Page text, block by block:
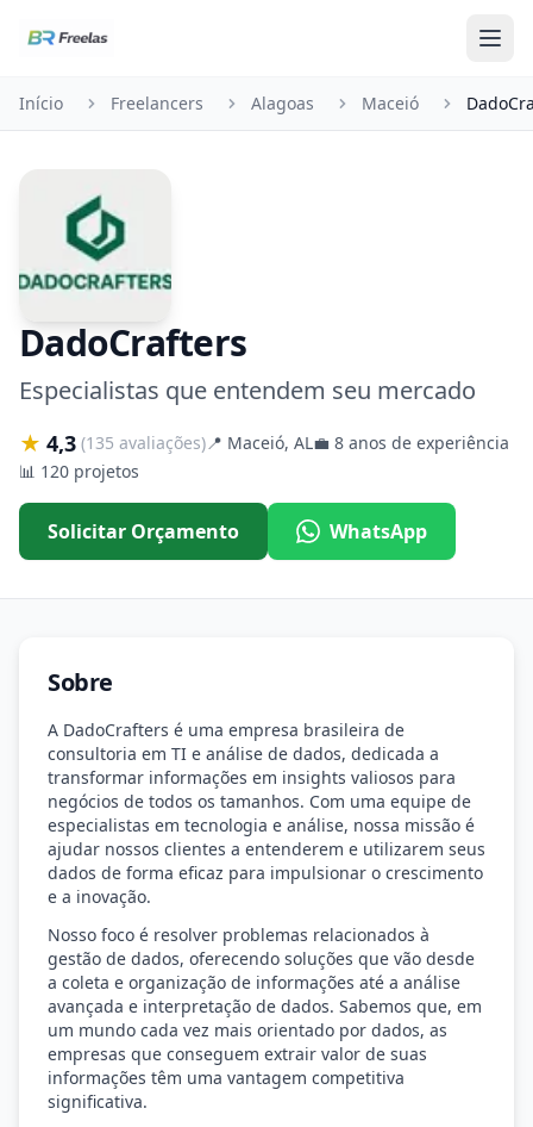
Início Freelancers Alagoas Maceió
DadoCrafters
Especialistas que entendem seu mercado
★ 4,3 (135 avaliações)📍 Maceió, AL💼 8 anos de experiência
📊 120 projetos
Solicitar Orçamento WhatsApp
Sobre
A DadoCrafters é uma empresa brasileira de
consultoria em TI e análise de dados, dedicada a
transformar informações em insights valiosos para
negócios de todos os tamanhos. Com uma equipe de
especialistas em tecnologia e análise, nossa missão é
ajudar nossos clientes a entenderem e utilizarem seus
dados de forma eficaz para impulsionar o crescimento
e a inovação.
Nosso foco é resolver problemas relacionados à
gestão de dados, oferecendo soluções que vão desde
a coleta e organização de informações até a análise
avançada e interpretação de dados. Sabemos que, em
um mundo cada vez mais orientado por dados, as
empresas que conseguem extrair valor de suas
informações têm uma vantagem competitiva
significativa.